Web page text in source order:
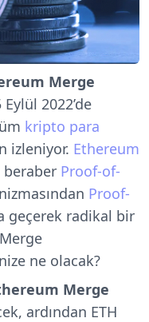
Merge
Eylül 2022’de
kripto para
izleniyor. Ethereum
Proof-of-
Proof-
geçerek radikal bir
ne olacak?
Merge
ardından ETH